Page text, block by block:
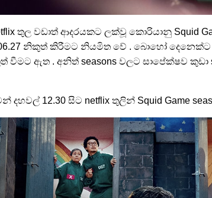
තුල වඩාත් ආදරයකට ලක්වූ කොරියානු Squid
නිකුත් කිරීමට නියමිත වේ . බොහෝ දෙනෙක්ට
වීමට ඇත . අනිත් seasons වලට සාපේක්ෂව
දහවල් 12.30 සිට netflix තුලින් Squid Game